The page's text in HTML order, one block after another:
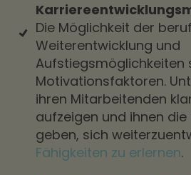
Die Möglichkeit der
Weiterentwicklung und
Aufstiegsmöglichkeiten
Motivationsfaktoren.
ihren Mitarbeitenden
aufzeigen und ihnen
geben, sich
Fähigkeiten zu erlernen.